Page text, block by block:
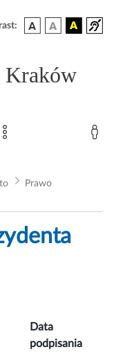
Kraków
Prawo
Data
podpisania